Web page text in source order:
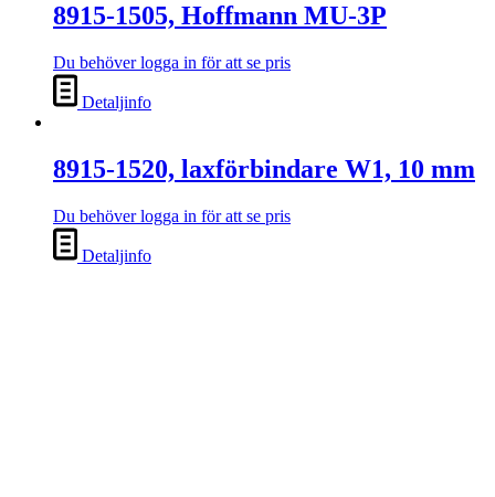
8915-1505, Hoffmann MU-3P
Du behöver logga in för att se pris
Detaljinfo
8915-1520, laxförbindare W1, 10 mm
Du behöver logga in för att se pris
Detaljinfo